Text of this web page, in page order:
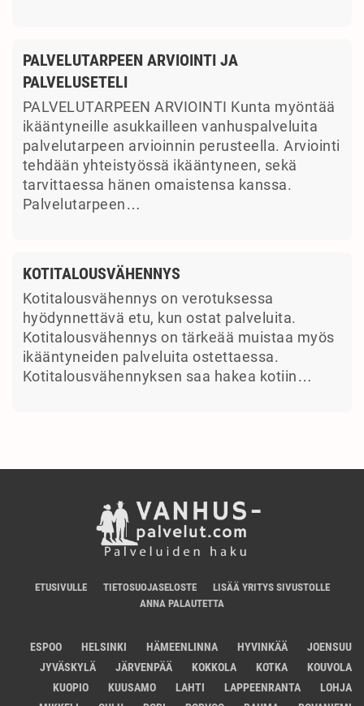
PALVELUTARPEEN ARVIOINTI JA
PALVELUSETELI
PALVELUTARPEEN ARVIOINTI Kunta myöntää
ikääntyneille asukkailleen vanhuspalveluita
palvelutarpeen arvioinnin perusteella. Arviointi
tehdään yhteistyössä ikääntyneen, sekä
tarvittaessa hänen omaistensa kanssa.
Palvelutarpeen…
KOTITALOUSVÄHENNYS
Kotitalousvähennys on verotuksessa
hyödynnettävä etu, kun ostat palveluita.
Kotitalousvähennys on tärkeää muistaa myös
ikääntyneiden palveluita ostettaessa.
Kotitalousvähennyksen saa hakea kotiin…
ETUSIVULLE TIETOSUOJASELOSTE
LISÄÄ YRITYS SIVUSTOLLE
ANNA PALAUTETTA
ESPOO HELSINKI HÄMEENLINNA HYVINKÄÄ
JOENSUU
JYVÄSKYLÄ
JÄRVENPÄÄ KOKKOLA KOTKA
KOUVOLA
KUOPIO
KUUSAMO LAHTI LAPPEENRANTA
LOHJA